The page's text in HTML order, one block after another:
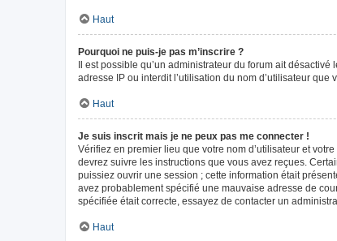
Haut
Pourquoi ne puis-je pas m’inscrire ?
Il est possible qu’un administrateur du forum ait
adresse IP ou interdit l’utilisation du nom d’utilisateur
Haut
Je suis inscrit mais je ne peux pas me connecter !
Vérifiez en premier lieu que votre nom d’utilisateur et
devrez suivre les instructions que vous avez reçues.
puissiez ouvrir une session ; cette information était
avez probablement spécifié une mauvaise adresse de
spécifiée était correcte, essayez de contacter un
Haut